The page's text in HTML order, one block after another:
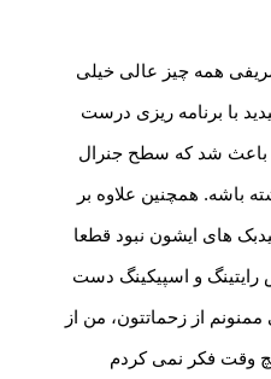
همه چیز عالی خیلی
با برنامه ریزی درست
باعث شد که سطح جنرال
باشه. همچنین علاوه بر
های ایشون نبود قطعا
در دو بخش رایتینگ‌ و اسپیکینگ دست
از زحماتتون، من از
وقت فکر نمی کردم